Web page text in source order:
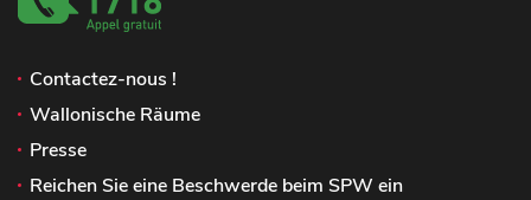
Contactez-nous !
Wallonische Räume
Presse
Reichen Sie eine Beschwerde beim SPW ein